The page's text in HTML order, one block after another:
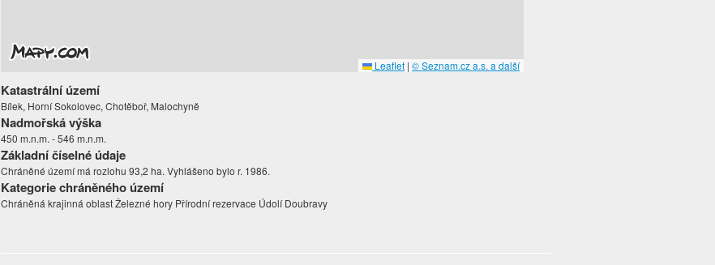
Leaflet | © Seznam.cz a.s. a další
Katastrální území
Bílek, Horní Sokolovec, Chotěboř, Malochyně
Nadmořská výška
450 m.n.m. - 546 m.n.m.
Základní číselné údaje
Chráněné území má rozlohu 93,2 ha. Vyhlášeno bylo r. 1986.
Kategorie chráněného území
Chráněná krajinná oblast Železné hory Přírodní rezervace Údolí Doubravy